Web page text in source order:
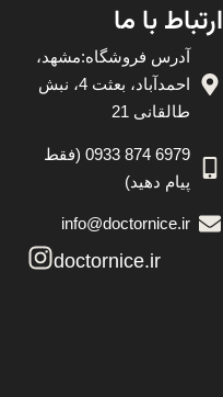
ارتباط با ما
آدرس فروشگاه:مشهد،
احمدآباد، بعثت 4، نبش
طالقانی 21
6979 874 0933 (فقط
پیام دهید)
info@doctornice.ir
doctornice.ir